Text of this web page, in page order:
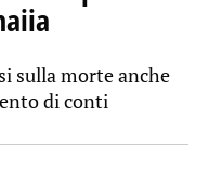
sulla morte anche
di conti